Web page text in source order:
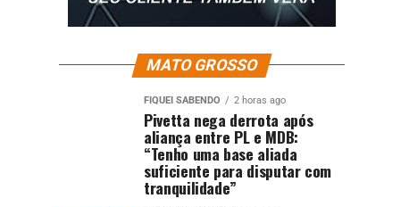
MATO GROSSO
FIQUEI SABENDO 2 horas ago
Pivetta nega derrota após
aliança entre PL e MDB:
“Tenho uma base aliada
suficiente para disputar com
tranquilidade”